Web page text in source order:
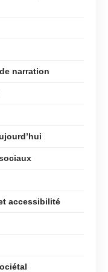
narration
accessibilité